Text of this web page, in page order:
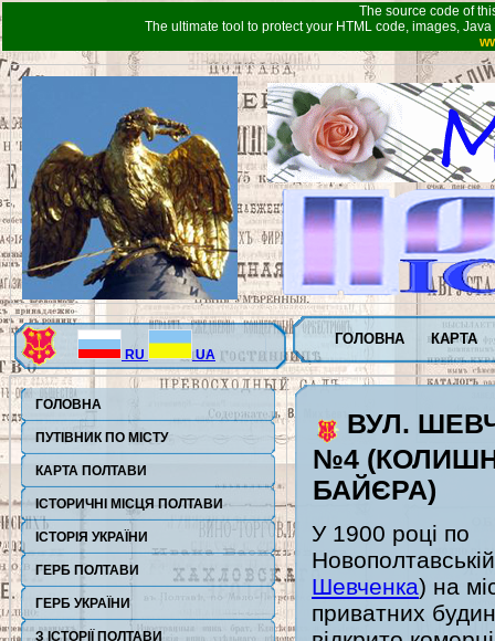
The source code of
The ultimate tool to protect your HTML code, images,
ГОЛОВНА КАРТА
RU UA
ГОЛОВНА
ПУТІВНИК ПО МІСТУ
КАРТА ПОЛТАВИ
ІСТОРИЧНІ МІСЦЯ ПОЛТАВИ
ІСТОРІЯ УКРАЇНИ
ГЕРБ ПОЛТАВИ
ГЕРБ УКРАЇНИ
З ІСТОРІЇ ПОЛТАВИ
ВУЛ.
№4
БАЙЄРА)
У 1900 році по
Шевченка) на
приватних